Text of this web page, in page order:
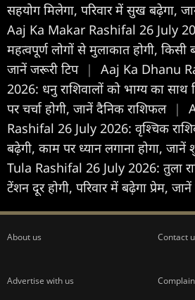
सहयोग मिलेगा, परिवार में सुख बढ़ेगा,
Aaj Ka Makar Rashifal 26 July
महत्वपूर्ण लोगों से मुलाकात होगी,
जानें जरूरी टिप |
Aaj Ka Dhanu
2026: धनु राशिवालों को भाग्य का साथ
पर चर्चा होगी, जानें दैनिक राशिफल |
Rashifal 26 July 2026: वृश्चिक
बढ़ेगी, काम पर ध्यान लगाना होगा, जानें
Tula Rashifal 26 July 2026: तुला
टेंशन दूर होगी, परिवार में बढ़ेगा प्रेम,
About us Contact
Advertise with us